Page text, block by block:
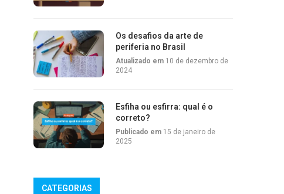
Os desafios da arte de
periferia no Brasil
Atualizado em 10 de dezembro de
2024
Esfiha ou esfirra: qual é o
correto?
Publicado em 15 de janeiro de
2025
CATEGORIAS